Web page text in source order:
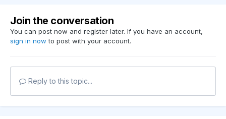
Join the conversation
You can post now and register later. If you have an account,
sign in now to post with your account.
Reply to this topic...